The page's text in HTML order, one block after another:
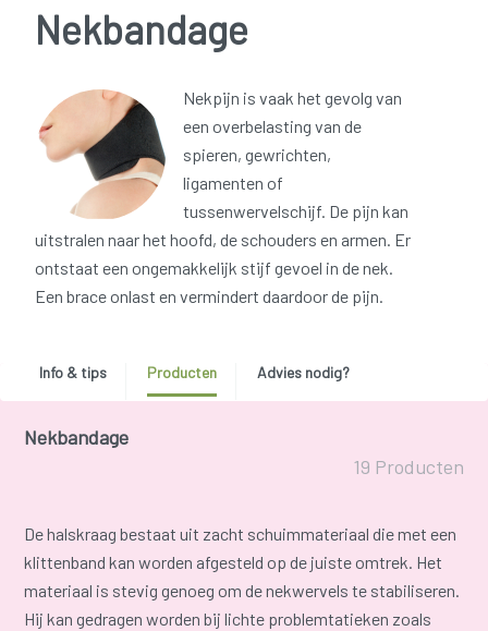
Nekbandage
Nekpijn is vaak het gevolg van
een overbelasting van de
spieren, gewrichten,
ligamenten of
tussenwervelschijf. De pijn kan
uitstralen naar het hoofd, de schouders en armen. Er
ontstaat een ongemakkelijk stijf gevoel in de nek.
Een brace onlast en vermindert daardoor de pijn.
Info & tips Producten Advies nodig?
Nekbandage
19 Producten
De halskraag bestaat uit zacht schuimmateriaal die met een
klittenband kan worden afgesteld op de juiste omtrek. Het
materiaal is stevig genoeg om de nekwervels te stabiliseren.
Hij kan gedragen worden bij lichte problemtatieken zoals